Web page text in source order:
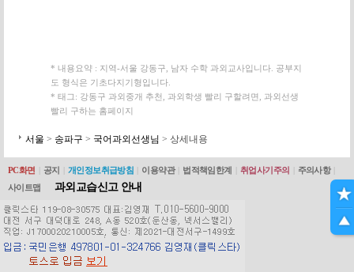
* 내용요약 : 지역-서울 강동구, 남자 수학 과외교사입니다. 공부지
도 형식은 기초다지기형입니다.
* 태그: 강동구 과외중개 추천, 과외학생 빨리 구할려면, 과외선생
빨리 구하는 홈페이지
서울 > 송파구 > 국어과외선생님 > 상세내용
PC화면 공지 개인정보취급방침 이용약관 법적책임한계 취업사기주의 주의사항
사이트맵
과외교습신고 안내